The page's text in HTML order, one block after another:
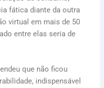
fática diante da outra
virtual em mais de 50
entre elas seria de
que não ficou
indispensável